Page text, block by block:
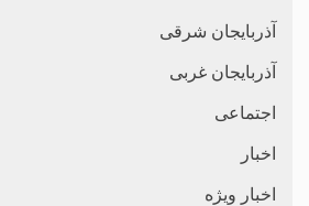
آذربایجان شرقی
آذربایجان غربی
اجتماعی
اخبار
اخبار ویژه